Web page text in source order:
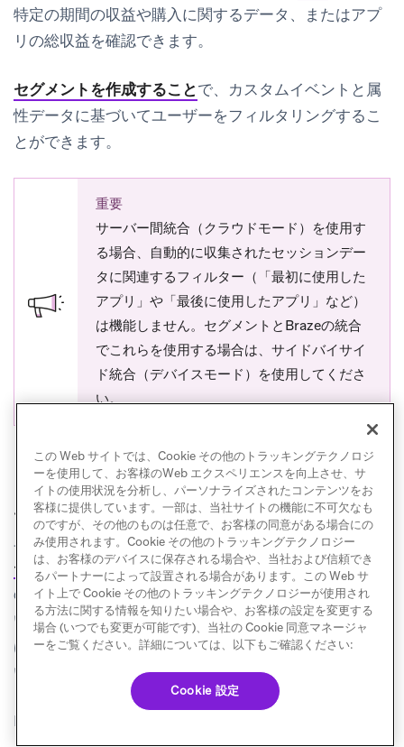
特定の期間の収益や購入に関するデータ、またはアプ
リの総収益を確認できます。
セグメントを作成することで、カスタムイベントと属
性データに基づいてユーザーをフィルタリングするこ
とができます。
重要
サーバー間統合（クラウドモード）を使用す
る場合、自動的に収集されたセッションデー
タに関連するフィルター（「最初に使用した
アプリ」や「最後に使用したアプリ」など）
は機能しません。セグメントとBrazeの統合
でこれらを使用する場合は、サイドバイサイ
ド統合（デバイスモード）を使用してくださ
い。
ユーザーの削除と抑制
ユーザーを削除または抑制する必要がある場合は、
セグメントのユーザー削除機能(opens in new tab)
がBraze
の
/users/delete エンドポイントにマッピングされて
いることに注意してください。これらの削除の検証に
は最大30日かかる可能性があることに注意してくださ
い。
Brazeとセグメントの間で共通のユーザー識別子
この Web サイトでは、Cookie その他のトラッキングテクノロジ
ーを使用して、お客様のWeb エクスペリエンスを向上させ、サ
イトの使用状況を分析し、パーソナライズされたコンテンツをお
客様に提供しています。一部は、当社サイトの機能に不可欠なも
のですが、その他のものは任意で、お客様の同意がある場合にの
み使用されます。Cookie その他のトラッキングテクノロジー
は、お客様のデバイスに保存される場合や、当社および信頼でき
るパートナーによって設置される場合があります。この Web サ
イト上で Cookie その他のトラッキングテクノロジーが使用され
る方法に関する情報を知りたい場合や、お客様の設定を変更する
場合 (いつでも変更が可能です)、当社の Cookie 同意マネージャ
ーをご覧ください。詳細については、以下もご確認ください:
Cookie 設定